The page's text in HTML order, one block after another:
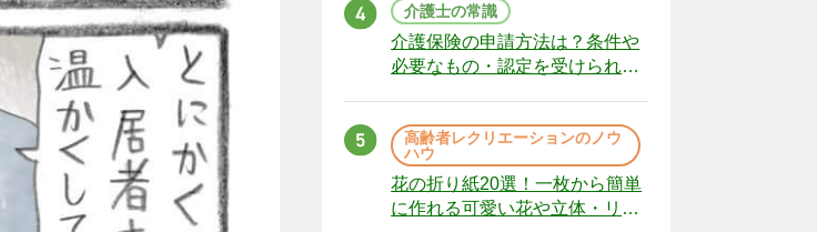
介護士の常識
介護保険の申請方法は？条件や
必要なもの・認定を受けられな
高齢者レクリエーションのノウ
ハウ
花の折り紙20選！一枚から簡単
に作れる可愛い花や立体・リー